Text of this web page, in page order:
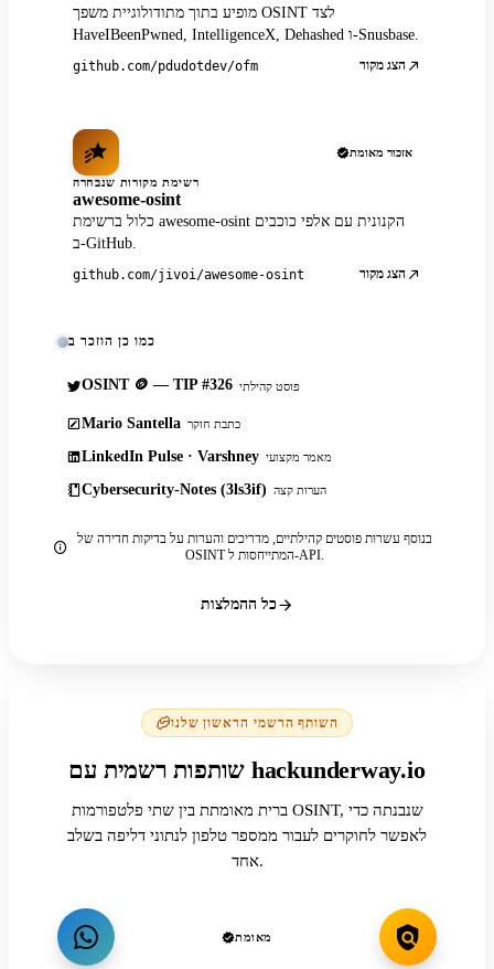
מופיע בתוך מתודולוגיית משפך OSINT לצד
HaveIBeenPwned, IntelligenceX, Dehashed ו-Snusbase.
github.com/pdudotdev/ofm הצג מקור
אזכור מאומת
רשימת מקורות שנבחרה
awesome-osint
כלול ברשימת awesome-osint הקנונית עם אלפי כוכבים
ב-GitHub.
github.com/jivoi/awesome-osint הצג מקור
כמו כן הוזכר ב
OSINT 🪙 — TIP #326 פוסט קהילתי
Mario Santella כתבת חוקר
LinkedIn Pulse · Varshney מאמר מקצועי
Cybersecurity-Notes (3ls3if) הערות קצה
בנוסף עשרות פוסטים קהילתיים, מדריכים והערות על בדיקות חדירה של
OSINT המתייחסות ל-API.
כל ההמלצות
השותף הרשמי הראשון שלנו
שותפות רשמית עם hackunderway.io
ברית מאומתת בין שתי פלטפורמות OSINT, שנבנתה כדי
לאפשר לחוקרים לעבור ממספר טלפון לנתוני דליפה בשלב
אחד.
מאומת